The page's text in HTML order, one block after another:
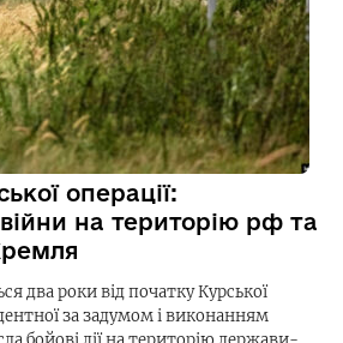
операції:
на територію рф та
два роки від початку Курської
за задумом і виконанням